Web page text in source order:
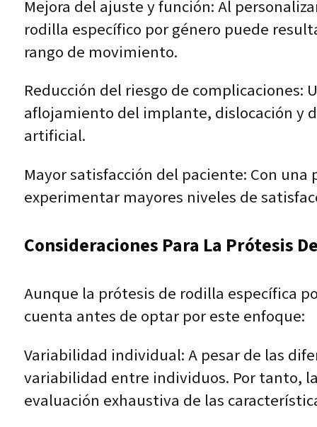
Mejora del ajuste y función: Al
rodilla específico por género puede
rango de movimiento.
Reducción del riesgo de
aflojamiento del implante, dislocación y
artificial.
Mayor satisfacción del paciente: Con
experimentar mayores niveles de
Consideraciones Para La Prótesis
Aunque la prótesis de rodilla específica
cuenta antes de optar por este enfoque:
Variabilidad individual: A pesar de las
variabilidad entre individuos. Por tanto,
evaluación exhaustiva de las